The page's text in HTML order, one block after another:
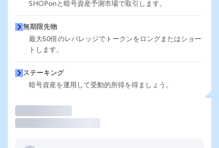
SHOPonと暗号資産予測市場で取引します。
無期限先物
最大50倍のレバレッジでトークンをロングまたはショー
トします。
ステーキング
暗号資産を運用して受動的所得を得ましょう。